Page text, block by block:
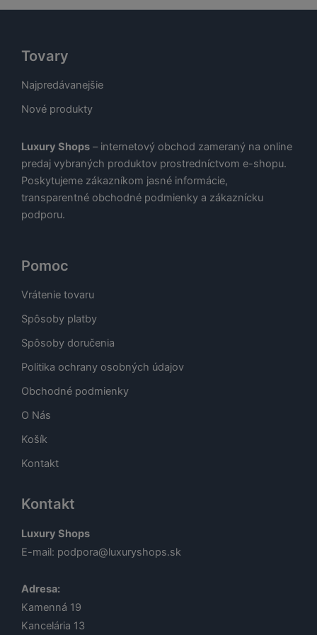
Tovary
Najpredávanejšie
Nové produkty
Luxury Shops – internetový obchod zameraný na online
predaj vybraných produktov prostredníctvom e-shopu.
Poskytujeme zákazníkom jasné informácie,
transparentné obchodné podmienky a zákaznícku
podporu.
Pomoc
Vrátenie tovaru
Spôsoby platby
Spôsoby doručenia
Politika ochrany osobných údajov
Obchodné podmienky
O Nás
Košík
Kontakt
Kontakt
Luxury Shops
E-mail: podpora@luxuryshops.sk
Adresa:
Kamenná 19
Kancelária 13